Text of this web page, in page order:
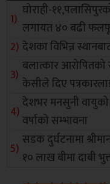
घोराही-
लगायत ४० बढी
देशका विभिन्न
बलात्कार आरोपितको
केसीले दिए
देशभर मनसुनी वायुको
वर्षाको सम्भावना
सडक दुर्घटनामा
१० लाख बीमा दाबी